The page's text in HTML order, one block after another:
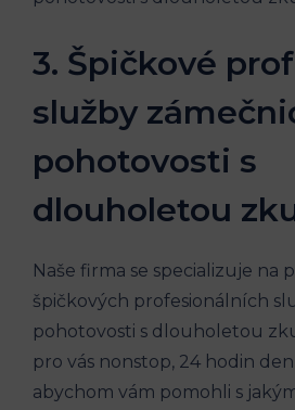
3. Špičkové
služby
pohotovosti s
dlouholetou
Naše firma se specializuje na
špičkových profesionálních
pohotovosti s dlouholetou
pro vás nonstop, 24 hodin
abychom vám pomohli s